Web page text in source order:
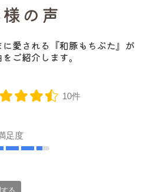
の声
愛される『和豚もちぶた』が
ご紹介します。
10件
足度
る